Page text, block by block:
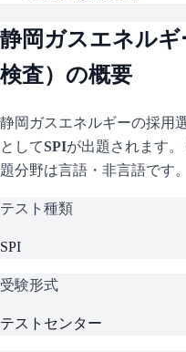
静岡ガスエネルギ
検査）の概要
静岡ガスエネルギーの採用
としてSPIが出題されます
題分野は言語・非言語です。
テスト種類
SPI
受験形式
テストセンター